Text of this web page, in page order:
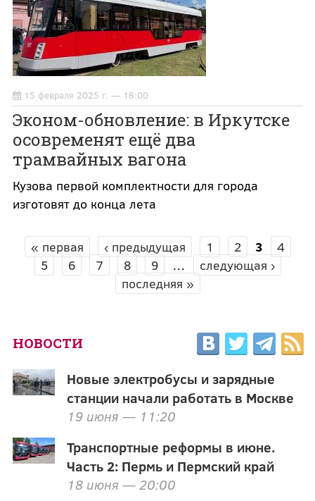
15 февраля 2025 г. — 18:00
Эконом-обновление: в Иркутске
осовременят ещё два
трамвайных вагона
Кузова первой комплектности для города
изготовят до конца лета
СТРАНИЦЫ
« первая ‹ предыдущая 1 2 3
4
5
6 7 8 9 …
следующая ›
последняя »
НОВОСТИ
Новые электробусы и зарядные
станции начали работать в Москве
19 июня — 11:20
Транспортные реформы в июне.
Часть 2: Пермь и Пермский край
18 июня — 20:00